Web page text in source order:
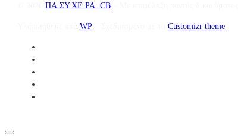
© 2026ΠΑ.ΣΥ.ΧΕ.ΡΑ. CB
Υλοποιήθηκε απόWP – Σχεδιασμένο με τοCustomizr theme